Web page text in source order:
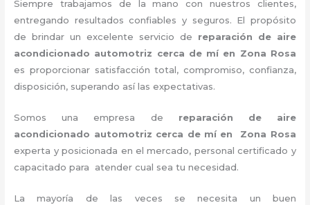
Siempre trabajamos de la mano con nuestros clientes,
entregando resultados confiables y seguros. El propósito
de brindar un excelente servicio de reparación de aire
acondicionado automotriz cerca de mí en Zona Rosa
es proporcionar satisfacción total, compromiso, confianza,
disposición, superando así las expectativas.
Somos una empresa de reparación de aire
acondicionado automotriz cerca de mí en Zona Rosa
experta y posicionada en el mercado, personal certificado y
capacitado para atender cual sea tu necesidad.
La mayoría de las veces se necesita un buen